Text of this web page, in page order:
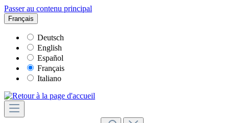
Passer au contenu principal
Français
Deutsch
English
Español
Français
Italiano